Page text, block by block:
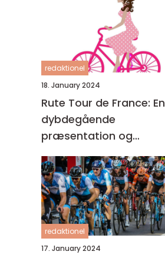
redaktionel
18. January 2024
Rute Tour de France: En
dybdegående
præsentation og
historisk udvikling
redaktionel
17. January 2024